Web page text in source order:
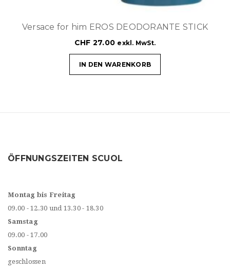
Versace for him EROS DEODORANTE STICK
CHF 27.00 exkl. MwSt.
IN DEN WARENKORB
ÖFFNUNGSZEITEN SCUOL
Montag bis Freitag
09.00 - 12.30 und 13.30 - 18.30
Samstag
09.00 - 17.00
Sonntag
geschlossen